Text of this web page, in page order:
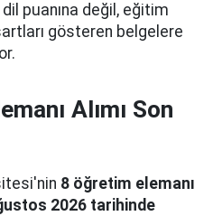
dil puanına değil, eğitim
gösteren belgelere
Alımı Son
8 öğretim elemanı
2026 tarihinde